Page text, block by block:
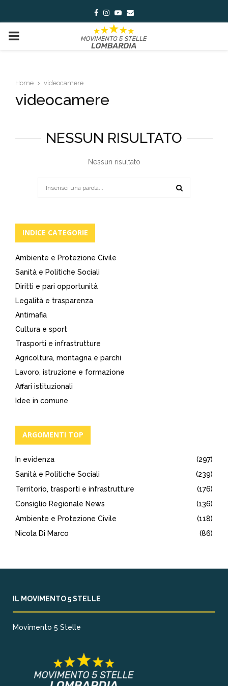
Facebook
Instagram
Youtube
Email
PRIMARY
Home videocamere
videocamere
NESSUN RISULTATO
Nessun risultato
INDICE CATEGORIE
Ambiente e Protezione Civile
Sanità e Politiche Sociali
Diritti e pari opportunità
Legalità e trasparenza
Antimafia
Cultura e sport
Trasporti e infrastrutture
Agricoltura, montagna e parchi
Lavoro, istruzione e formazione
Affari istituzionali
Idee in comune
ARGOMENTI TOP
In evidenza
(297)
Sanità e Politiche Sociali
(239)
Territorio, trasporti e infrastrutture
(176)
Consiglio Regionale News
(136)
Ambiente e Protezione Civile
(118)
Nicola Di Marco
(86)
IL MOVIMENTO 5 STELLE
Movimento 5 Stelle